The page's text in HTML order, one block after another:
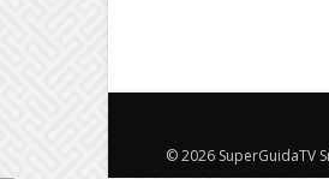
© 2026 SuperGuidaTV